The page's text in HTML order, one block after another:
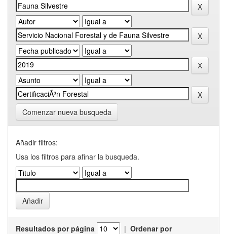
Comenzar nueva busqueda
Añadir filtros:
Usa los filtros para afinar la busqueda.
Resultados por página | Ordenar por